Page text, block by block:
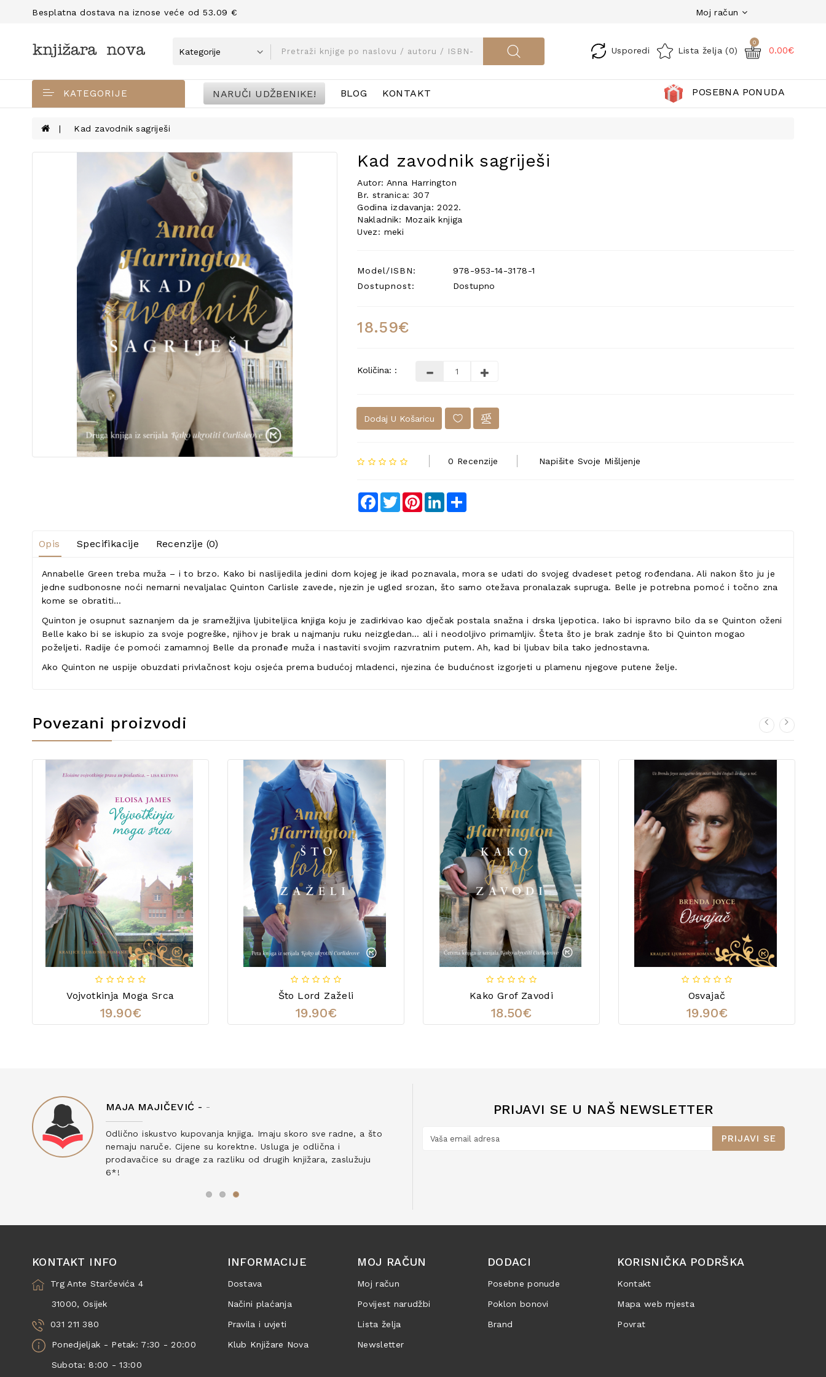
Besplatna dostava na iznose veće od 53.09 € Moj račun
Usporedi Lista želja (0)
0
0.00€
KATEGORIJE NARUČI UDŽBENIKE! BLOG KONTAKT POSEBNA PONUDA
Kad zavodnik sagriješi
Kad zavodnik sagriješi
Autor: Anna Harrington
Br. stranica: 307
Godina izdavanja: 2022.
Nakladnik: Mozaik knjiga
Uvez: meki
Model/ISBN:
978-953-14-3178-1
Dostupnost:
Dostupno
18.59€
Količina: :
Dodaj U Košaricu
0 Recenzije Napišite Svoje Mišljenje
Facebook
TwitterPinterestLinkedIn
Opis Specifikacije Recenzije (0)
Annabelle Green treba muža – i to brzo. Kako bi naslijedila jedini dom kojeg je ikad poznavala, mora se udati do svojeg dvadeset petog rođendana. Ali nakon što ju je
jedne sudbonosne noći nemarni nevaljalac Quinton Carlisle zavede, njezin je ugled srozan, što samo otežava pronalazak supruga. Belle je potrebna pomoć i točno zna
kome se obratiti…
Quinton je osupnut saznanjem da je sramežljiva ljubiteljica knjiga koju je zadirkivao kao dječak postala snažna i drska ljepotica. Iako bi ispravno bilo da se Quinton oženi
Belle kako bi se iskupio za svoje pogreške, njihov je brak u najmanju ruku neizgledan… ali i neodoljivo primamljiv. Šteta što je brak zadnje što bi Quinton mogao
poželjeti. Radije će pomoći zamamnoj Belle da pronađe muža i nastaviti svojim razvratnim putem. Ah, kad bi ljubav bila tako jednostavna.
Ako Quinton ne uspije obuzdati privlačnost koju osjeća prema budućoj mladenci, njezina će budućnost izgorjeti u plamenu njegove putene želje.
Povezani proizvodi
Vojvotkinja Moga Srca
19.90€
Što Lord Zaželi
19.90€
Kako Grof Zavodi
18.50€
Osvajač
19.90€
MAJA MAJIČEVIĆ - -
Odlično iskustvo kupovanja knjiga. Imaju skoro sve radne, a što
nemaju naruče. Cijene su korektne. Usluga je odlična i
prodavačice su drage za razliku od drugih knjižara, zaslužuju
6*!
PRIJAVI SE U NAŠ NEWSLETTER
PRIJAVI SE
KONTAKT INFO
Trg Ante Starčevića 4
31000, Osijek
031 211 380
Ponedjeljak - Petak: 7:30 - 20:00
Subota: 8:00 - 13:00
INFORMACIJE
Dostava
Načini plaćanja
Pravila i uvjeti
Klub Knjižare Nova
MOJ RAČUN
Moj račun
Povijest narudžbi
Lista želja
Newsletter
DODACI
Posebne ponude
Poklon bonovi
Brand
KORISNIČKA PODRŠKA
Kontakt
Mapa web mjesta
Povrat